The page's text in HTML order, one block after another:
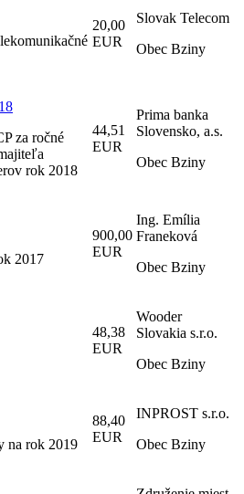
20,00
EUR
Slovak Telecom
Obec Bziny
za ročné
rok 2018
44,51
EUR
Prima banka
Slovensko, a.s.
Obec Bziny
2017
900,00
EUR
Ing. Emília
Franeková
Obec Bziny
48,38
EUR
Wooder
Slovakia s.r.o.
Obec Bziny
na rok 2019
88,40
EUR
INPROST s.r.o.
Obec Bziny